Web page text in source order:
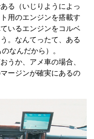
る（いじりようによっ
用のエンジンを搭載す
いるエンジンをコルベ
。なんてったて、ある
なんだから）。
うか、アメ車の場合、
ージンが確実にあるの